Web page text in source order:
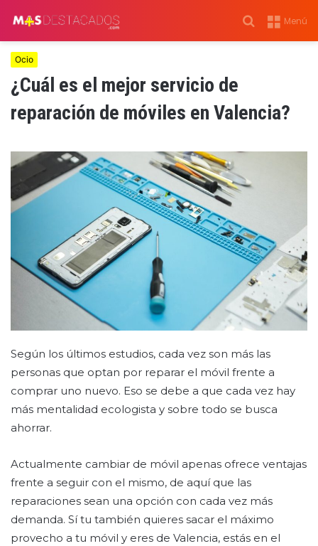
Menú
Buscar
por
Ocio
¿Cuál es el mejor servicio de
reparación de móviles en Valencia?
Según los últimos estudios, cada vez son más las
personas que optan por reparar el móvil frente a
comprar uno nuevo. Eso se debe a que cada vez hay
más mentalidad ecologista y sobre todo se busca
ahorrar.
Actualmente cambiar de móvil apenas ofrece ventajas
frente a seguir con el mismo, de aquí que las
reparaciones sean una opción con cada vez más
demanda. Sí tu también quieres sacar el máximo
provecho a tu móvil y eres de Valencia, estás en el